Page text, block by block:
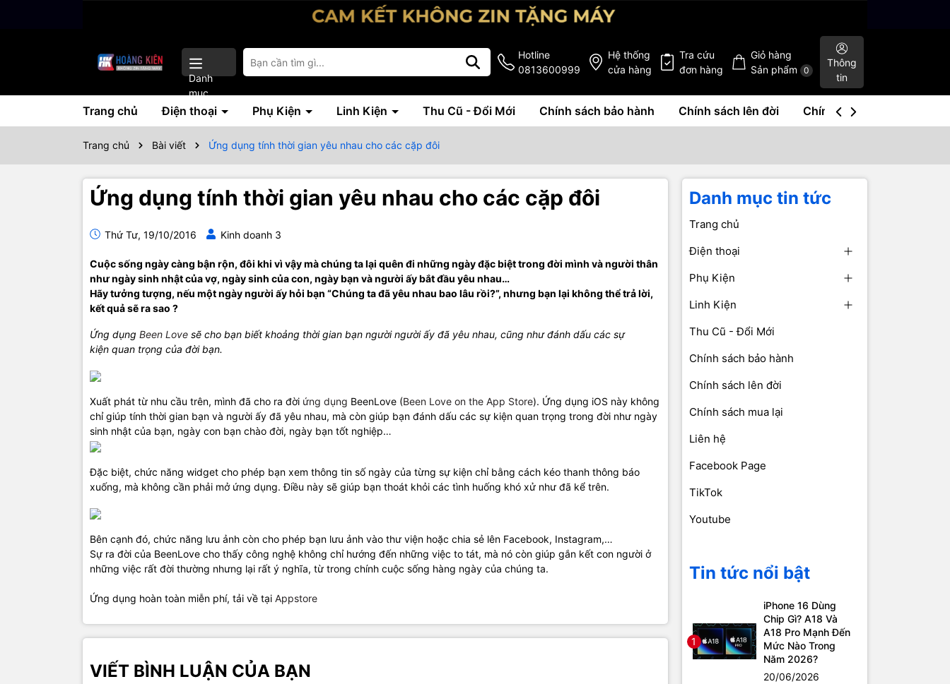
Danh
mục
Hotline
0813600999
Hệ thống
cửa hàng
Tra cứu
đơn hàng
Giỏ hàng
Sản phẩm
0
Thông
tin
Trang chủ Điện thoại Phụ Kiện Linh Kiện Thu Cũ - Đổi Mới Chính sách bảo hành Chính sách lên đời Chính sách mua lại
Trang chủ Bài viết Ứng dụng tính thời gian yêu nhau cho các cặp đôi
Ứng dụng tính thời gian yêu nhau cho các cặp đôi
Thứ Tư, 19/10/2016 Kinh doanh 3
Cuộc sống ngày càng bận rộn, đôi khi vì vậy mà chúng ta lại quên đi những ngày đặc biệt trong đời mình và người thân
như ngày sinh nhật của vợ, ngày sinh của con, ngày bạn và người ấy bắt đầu yêu nhau…
Hãy tưởng tượng, nếu một ngày người ấy hỏi bạn “Chúng ta đã yêu nhau bao lâu rồi?”, nhưng bạn lại không thể trả lời,
kết quả sẽ ra sao ?
Ứng dụng Been Love sẽ cho bạn biết khoảng thời gian bạn người người ấy đã yêu nhau, cũng như đánh dấu các sự
kiện quan trọng của đời bạn.
Xuất phát từ nhu cầu trên, mình đã cho ra đời ứng dụng BeenLove (Been Love on the App Store). Ứng dụng iOS này không
chỉ giúp tính thời gian bạn và người ấy đã yêu nhau, mà còn giúp bạn đánh dấu các sự kiện quan trọng trong đời như ngày
sinh nhật của bạn, ngày con bạn chào đời, ngày bạn tốt nghiệp…
Đặc biệt, chức năng widget cho phép bạn xem thông tin số ngày của từng sự kiện chỉ bằng cách kéo thanh thông báo
xuống, mà không cần phải mở ứng dụng. Điều này sẽ giúp bạn thoát khỏi các tình huống khó xử như đã kể trên.
Bên cạnh đó, chức năng lưu ảnh còn cho phép bạn lưu ảnh vào thư viện hoặc chia sẻ lên Facebook, Instagram,…
Sự ra đời của BeenLove cho thấy công nghệ không chỉ hướng đến những việc to tát, mà nó còn giúp gắn kết con người ở
những việc rất đời thường nhưng lại rất ý nghĩa, từ trong chính cuộc sống hàng ngày của chúng ta.
Ứng dụng hoàn toàn miễn phí, tải về tại Appstore
VIẾT BÌNH LUẬN CỦA BẠN
Danh mục tin tức
Trang chủ
Điện thoại
Phụ Kiện
Linh Kiện
Thu Cũ - Đổi Mới
Chính sách bảo hành
Chính sách lên đời
Chính sách mua lại
Liên hệ
Facebook Page
TikTok
Youtube
Tin tức nổi bật
1
iPhone 16 Dùng
Chip Gì? A18 Và
A18 Pro Mạnh Đến
Mức Nào Trong
Năm 2026?
20/06/2026